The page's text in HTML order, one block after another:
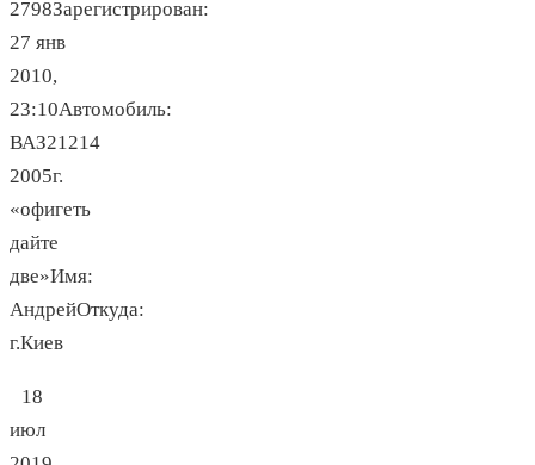
2798Зарегистрирован:
27 янв
2010,
23:10Автомобиль:
ВАЗ21214
2005г.
«офигеть
дайте
две»Имя:
АндрейОткуда:
г.Киев
18
июл